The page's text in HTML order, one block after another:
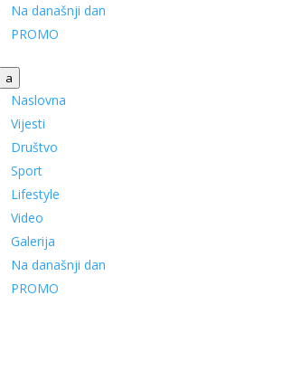
Na današnji dan
PROMO
a
Naslovna
Vijesti
Društvo
Sport
Lifestyle
Video
Galerija
Na današnji dan
PROMO